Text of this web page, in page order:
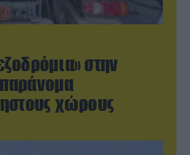
στην
χώρους